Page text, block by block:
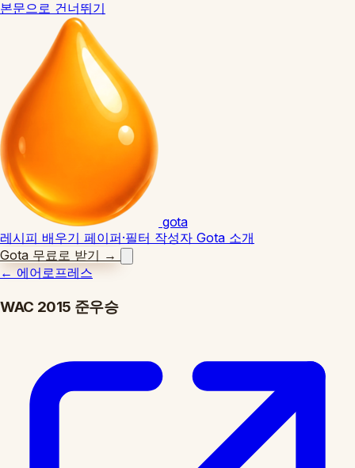
본문으로 건너뛰기
gota
레시피 배우기 페이퍼·필터 작성자 Gota 소개
Gota 무료로 받기 →
← 에어로프레스
WAC 2015 준우승